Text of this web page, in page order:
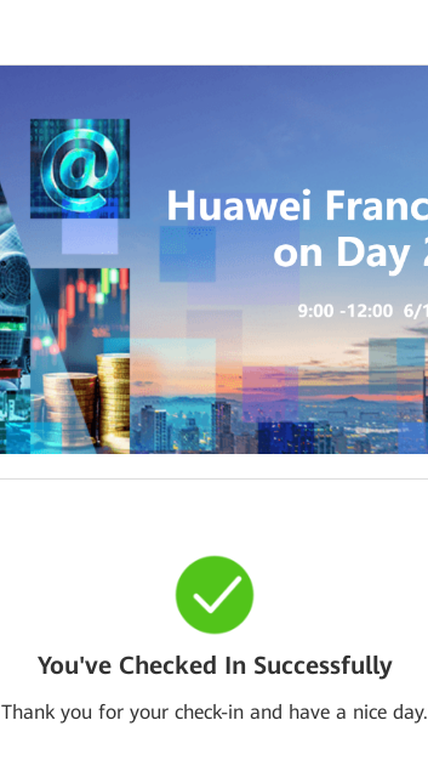
You've Checked In Successfully
Thank you for your check-in and have a nice day.